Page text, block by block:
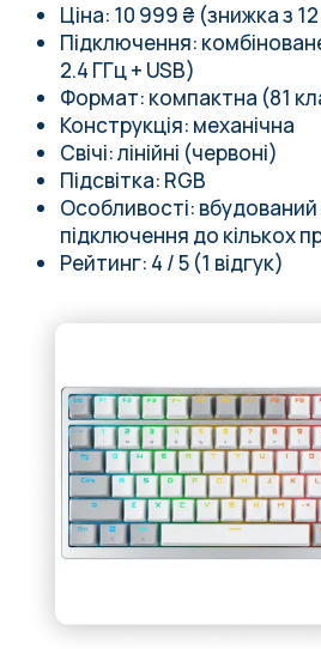
Ціна: 10 999 ₴ (знижка з
Підключення:
2.4 ГГц + USB)
Формат: компактна (81
Конструкція: механічна
Свічі: лінійні (червоні)
Підсвітка: RGB
Особливості:
підключення до кількох
Рейтинг: 4 / 5 (1 відгук)